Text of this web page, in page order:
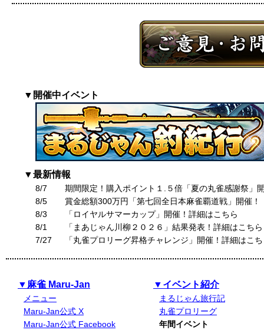
▼開催中イベント
▼最新情報
8/7
期間限定！購入ポイント１.５倍「夏の丸雀感謝祭」
8/5
賞金総額300万円「第七回全日本麻雀覇道戦」開催！
8/3
「ロイヤルサマーカップ」開催！詳細はこちら
8/1
「まあじゃん川柳２０２６」結果発表！詳細はこちら
7/27
「丸雀プロリーグ昇格チャレンジ」開催！詳細はこ
▼麻雀 Maru-Jan
メニュー
Maru-Jan公式 X
Maru-Jan公式 Facebook
▼イベント紹介
まるじゃん旅行記
丸雀プロリーグ
年間イベント